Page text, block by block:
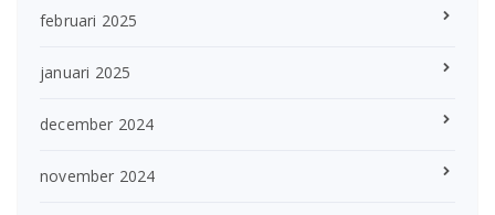
februari 2025
januari 2025
december 2024
november 2024